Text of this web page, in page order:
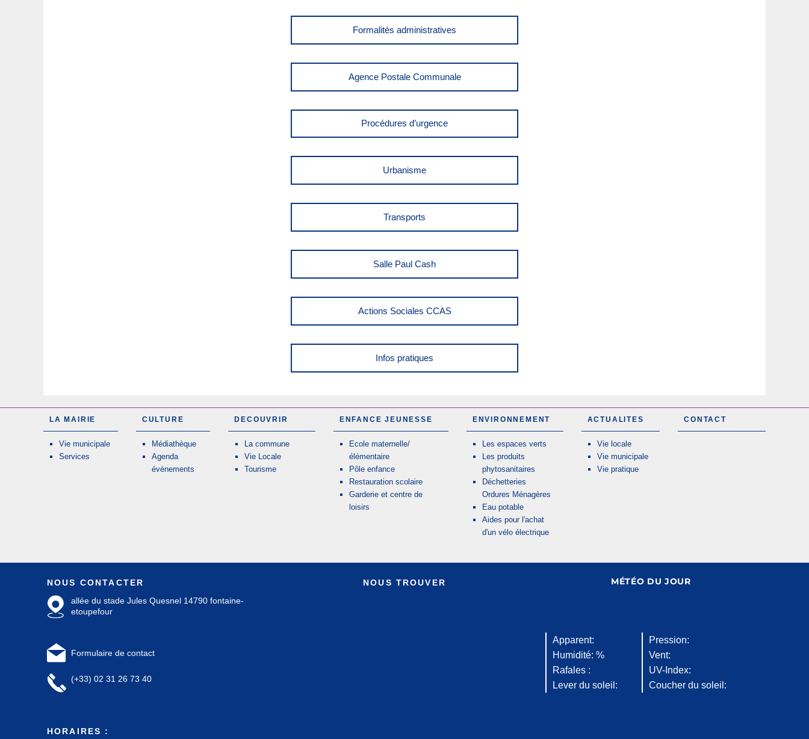
Formalités administratives
Agence Postale Communale
Procédures d’urgence
Urbanisme
Transports
Salle Paul Cash
Actions Sociales CCAS
Infos pratiques
LA MAIRIE
Vie municipale
Services
CULTURE
Médiathèque
Agenda
évènements
DECOUVRIR
La commune
Vie Locale
Tourisme
ENFANCE JEUNESSE
Ecole maternelle/
élémentaire
Pôle enfance
Restauration scolaire
Garderie et centre de
loisirs
ENVIRONNEMENT
Les espaces verts
Les produits
phytosanitaires
Déchetteries
Ordures Ménagères
Eau potable
Aides pour l'achat
d'un vélo électrique
ACTUALITES
Vie locale
Vie municipale
Vie pratique
CONTACT
NOUS CONTACTER
allée du stade Jules Quesnel 14790 fontaine-
etoupefour
Formulaire de contact
(+33) 02 31 26 73 40
HORAIRES :
NOUS TROUVER MÉTÉO DU JOUR
Apparent:
Pression:
Humidité: %
Vent:
Rafales :
UV-Index:
Lever du soleil:
Coucher du soleil: